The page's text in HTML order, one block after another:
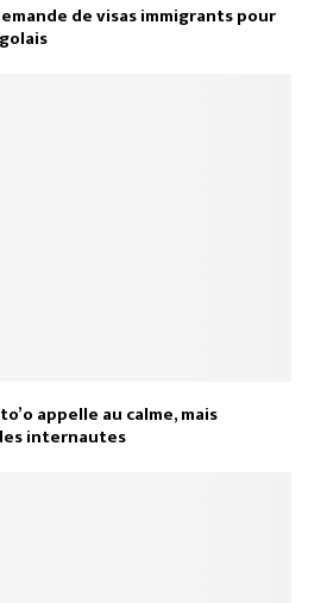
de visas immigrants pour
appelle au calme, mais
internautes